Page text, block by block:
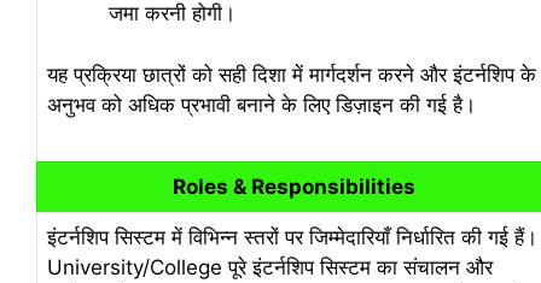
जमा करनी होगी।
यह प्रक्रिया छात्रों को सही दिशा में मार्गदर्शन करने और इंटर्नशिप के
अनुभव को अधिक प्रभावी बनाने के लिए डिज़ाइन की गई है।
Roles & Responsibilities
इंटर्नशिप सिस्टम में विभिन्न स्तरों पर जिम्मेदारियाँ निर्धारित की गई हैं।
University/College पूरे इंटर्नशिप सिस्टम का संचालन और